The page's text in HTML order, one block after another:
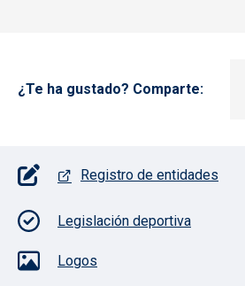
¿Te ha gustado? Comparte:
Pie de página con iconos
Registro de entidades
Legislación deportiva
Logos